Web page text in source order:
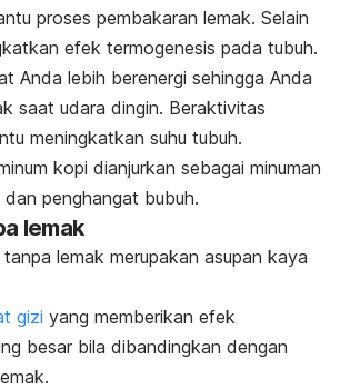
proses pembakaran lemak. Selain
efek termogenesis pada tubuh.
Anda lebih berenergi sehingga Anda
saat udara dingin. Beraktivitas
meningkatkan suhu tubuh.
kopi dianjurkan sebagai minuman
dan penghangat bubuh.
lemak
lemak merupakan asupan kaya
gizi yang memberikan efek
besar bila dibandingkan dengan